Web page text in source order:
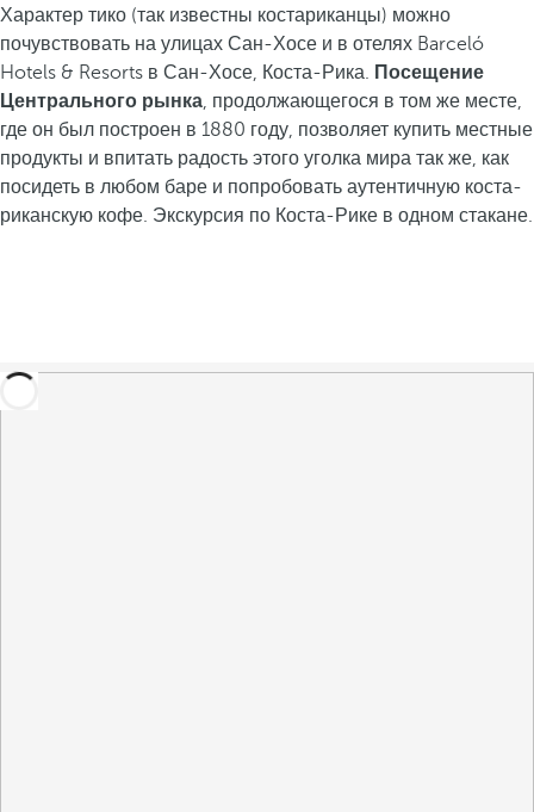
Характер тико (так известны костариканцы) можно
почувствовать на улицах Сан-Хосе и в отелях Barceló
Hotels & Resorts в Сан-Хосе, Коста-Рика. Посещение
Центрального рынка, продолжающегося в том же месте,
где он был построен в 1880 году, позволяет купить местные
продукты и впитать радость этого уголка мира так же, как
посидеть в любом баре и попробовать аутентичную коста-
риканскую кофе. Экскурсия по Коста-Рике в одном стакане.